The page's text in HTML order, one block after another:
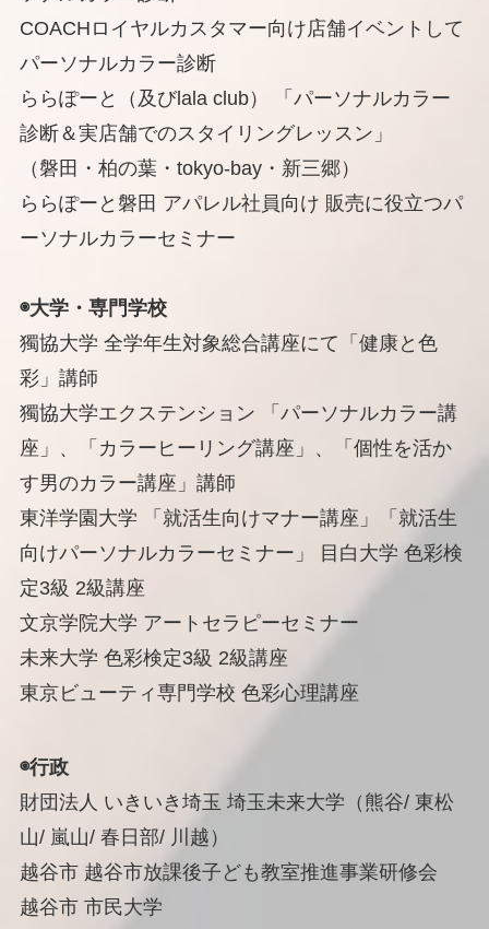
COACHロイヤルカスタマー向け店舗イベントして
パーソナルカラー診断
ららぽーと（及びlala club） 「パーソナルカラー
診断＆実店舗でのスタイリングレッスン」
（磐田・柏の葉・tokyo-bay・新三郷）
ららぽーと磐田 アパレル社員向け 販売に役立つパ
ーソナルカラーセミナー
◉大学・専門学校
獨協大学 全学年生対象総合講座にて「健康と色
彩」講師
獨協大学エクステンション 「パーソナルカラー講
座」、「カラーヒーリング講座」、「個性を活か
す男のカラー講座」講師
東洋学園大学 「就活生向けマナー講座」「就活生
向けパーソナルカラーセミナー」 目白大学 色彩検
定3級 2級講座
文京学院大学 アートセラピーセミナー
未来大学 色彩検定3級 2級講座
東京ビューティ専門学校 色彩心理講座
◉行政
財団法人 いきいき埼玉 埼玉未来大学（熊谷/ 東松
山/ 嵐山/ 春日部/ 川越）
越谷市 越谷市放課後子ども教室推進事業研修会
越谷市 市民大学